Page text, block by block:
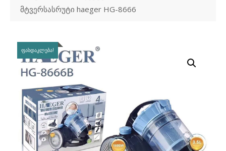
მტვერსასრუტი haeger HG-8666
ᲤᲐᲡᲓᲐᲙᲚᲔᲑᲐ!